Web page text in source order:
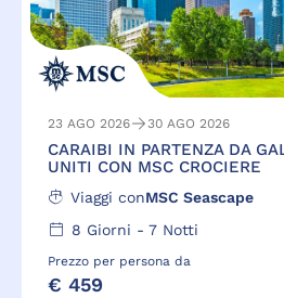
23 AGO 2026 30 AGO 2026
CARAIBI IN PARTENZA DA
UNITI CON MSC CROCIERE
Viaggi conMSC Seascape
8 Giorni - 7Notti
Prezzo per persona da
€ 459